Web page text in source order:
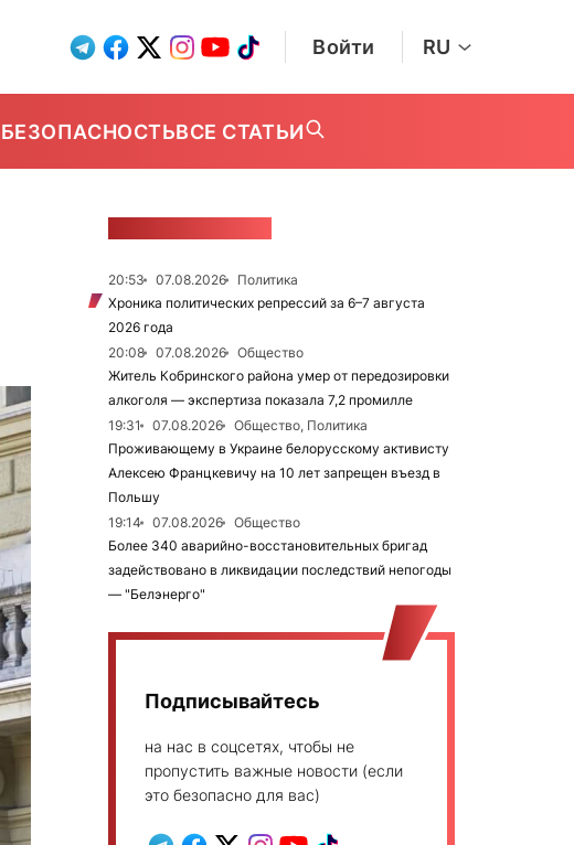
Войти RU
БЕЗОПАСНОСТЬВСЕ СТАТЬИ
20:53 07.08.2026
Политика
Хроника политических репрессий за 6–7 августа
2026 года
20:08
07.08.2026
Общество
Житель Кобринского района умер от передозировки
алкоголя — экспертиза показала 7,2 промилле
19:31
07.08.2026
Общество, Политика
Проживающему в Украине белорусскому активисту
Алексею Францкевичу на 10 лет запрещен въезд в
Польшу
19:14
07.08.2026
Общество
Более 340 аварийно-восстановительных бригад
задействовано в ликвидации последствий непогоды
— "Белэнерго"
Подписывайтесь
на нас в соцсетях, чтобы не
пропустить важные новости (если
это безопасно для вас)